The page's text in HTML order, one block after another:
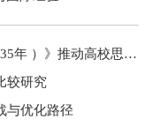
《教育强国建设规划纲要（ 2024—2035年 ）》推动高校思政课建设内涵式发展..
较研究
与优化路径